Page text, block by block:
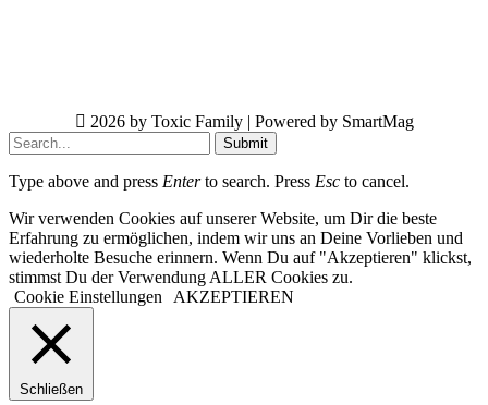
2026 by Toxic Family | Powered by SmartMag
Submit
Type above and press Enterto search. Press Esc to cancel.
Wir verwenden Cookies auf unserer Website, um Dir die beste
Erfahrung zu ermöglichen, indem wir uns an Deine Vorlieben und
wiederholte Besuche erinnern. Wenn Du auf "Akzeptieren" klickst,
stimmst Du der Verwendung ALLER Cookies zu.
Cookie Einstellungen
AKZEPTIEREN
Schließen